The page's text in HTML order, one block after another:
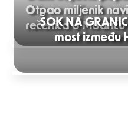
Post
navigation
Otpao miljenik
rečenica o
ŠOK NA
most između